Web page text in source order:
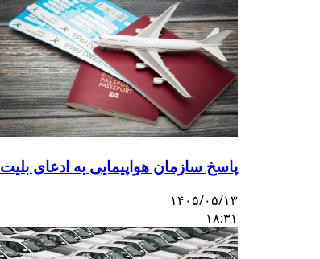
پاسخ سازمان هواپیمایی به ادعای بلیت ۲۱ میلیون تومانی تهران–اصفهان
۱۴۰۵/۰۵/۱۳
۱۸:۳۱